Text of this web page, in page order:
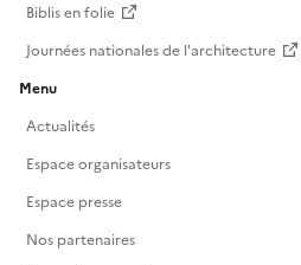
Biblis en folie
Journées nationales de l'architecture
Menu
Actualités
Espace organisateurs
Espace presse
Nos partenaires